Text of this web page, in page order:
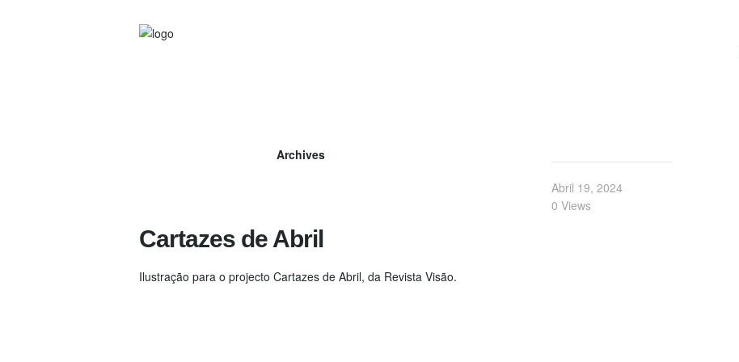
Archives
Abril 19, 2024
0 Views
Cartazes de Abril
Ilustração para o projecto Cartazes de Abril, da Revista Visão.